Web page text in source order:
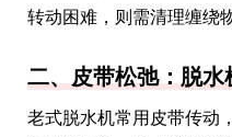
转动困难，则需清理缠绕
二、皮带松弛：脱水
老式脱水机常用皮带传动